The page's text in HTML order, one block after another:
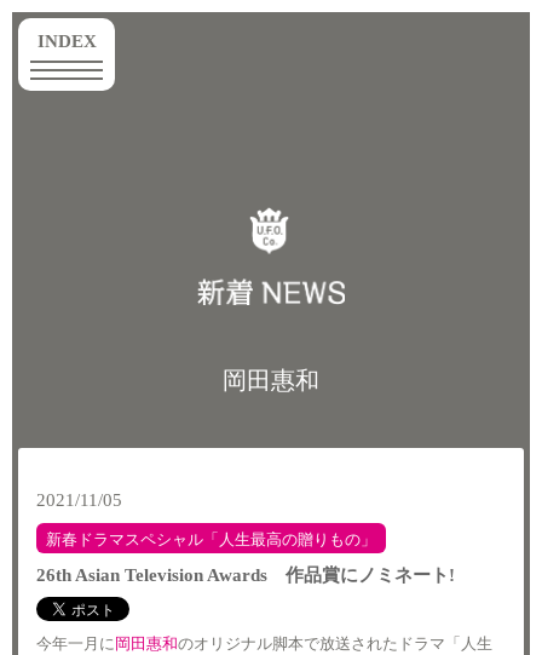
INDEXtoggle
navigation
岡田惠和
2021/11/05
新春ドラマスペシャル「人生最高の贈りもの」
26th Asian Television Awards 作品賞にノミネート!
今年一月に 岡田惠和のオリジナル脚本で放送されたドラマ「人生